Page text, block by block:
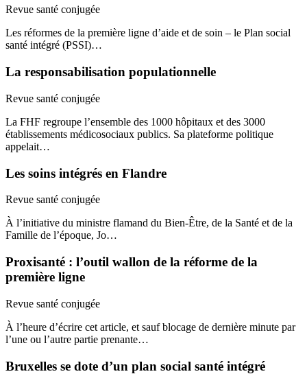
Revue santé conjugée
Les réformes de la première ligne d’aide et de soin – le Plan social
santé intégré (PSSI)…
La responsabilisation populationnelle
Revue santé conjugée
La FHF regroupe l’ensemble des 1000 hôpitaux et des 3000
établissements médicosociaux publics. Sa plateforme politique
appelait…
Les soins intégrés en Flandre
Revue santé conjugée
À l’initiative du ministre flamand du Bien-Être, de la Santé et de la
Famille de l’époque, Jo…
Proxisanté : l’outil wallon de la réforme de la
première ligne
Revue santé conjugée
À l’heure d’écrire cet article, et sauf blocage de dernière minute par
l’une ou l’autre partie prenante…
Bruxelles se dote d’un plan social santé intégré